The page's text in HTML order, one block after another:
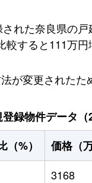
れた奈良県の
すると111万
が変更されたた
録物件データ（
（%） 価格（
3168